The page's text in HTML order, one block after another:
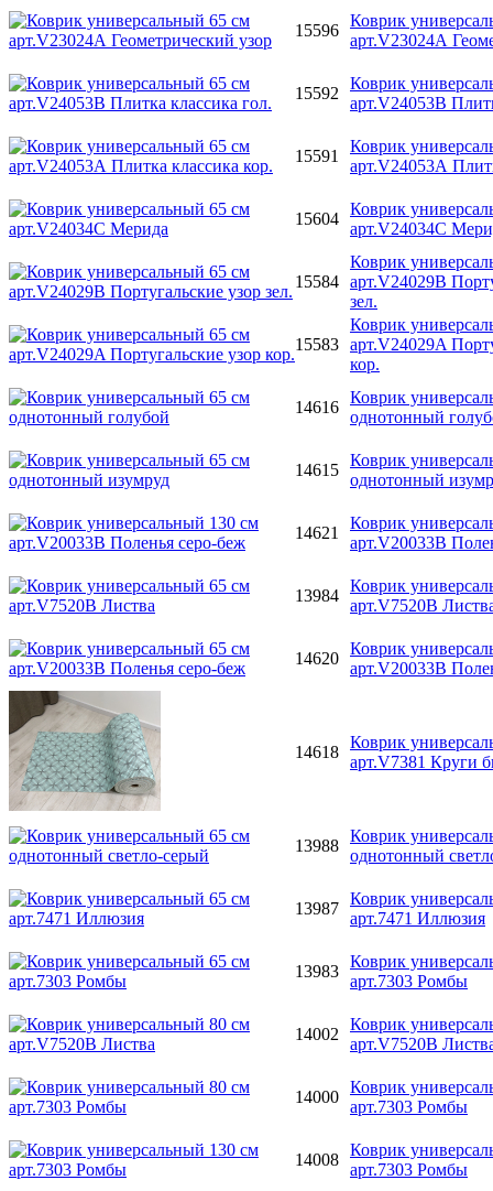
15596
Коврик
арт.V23024А
15592
Коврик
арт.V24053В
15591
Коврик
арт.V24053А
15604
Коврик
арт.V24034С
15584
Коврик
арт.V24029В
зел.
15583
Коврик
арт.V24029A
кор.
14616
Коврик
однотонный
14615
Коврик
однотонный
14621
Коврик
арт.V20033B
13984
Коврик
арт.V7520B
14620
Коврик
арт.V20033B
14618
Коврик
арт.V7381 Круги
13988
Коврик
однотонный
13987
Коврик
арт.7471 Иллюзия
13983
Коврик
арт.7303 Ромбы
14002
Коврик
арт.V7520B
14000
Коврик
арт.7303 Ромбы
14008
Коврик
арт.7303 Ромбы